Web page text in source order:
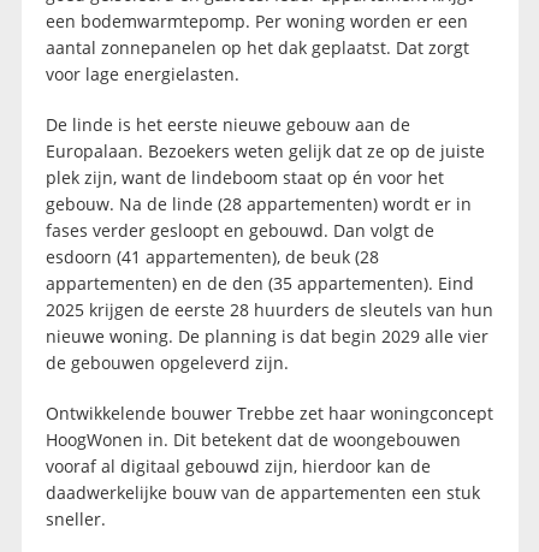
een bodemwarmtepomp. Per woning worden er een
aantal zonnepanelen op het dak geplaatst. Dat zorgt
voor lage energielasten.
De linde is het eerste nieuwe gebouw aan de
Europalaan. Bezoekers weten gelijk dat ze op de juiste
plek zijn, want de lindeboom staat op én voor het
gebouw. Na de linde (28 appartementen) wordt er in
fases verder gesloopt en gebouwd. Dan volgt de
esdoorn (41 appartementen), de beuk (28
appartementen) en de den (35 appartementen). Eind
2025 krijgen de eerste 28 huurders de sleutels van hun
nieuwe woning. De planning is dat begin 2029 alle vier
de gebouwen opgeleverd zijn.
Ontwikkelende bouwer Trebbe zet haar woningconcept
HoogWonen in. Dit betekent dat de woongebouwen
vooraf al digitaal gebouwd zijn, hierdoor kan de
daadwerkelijke bouw van de appartementen een stuk
sneller.